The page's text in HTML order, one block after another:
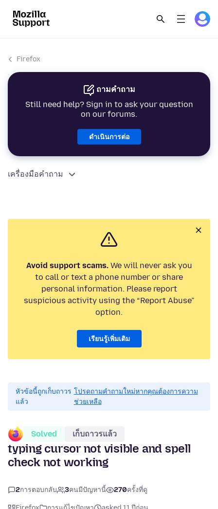
Firefox
ถามคำถาม
Still need help? Sign in to ask your question
on our forums.
ดำเนินการต่อ
เครื่องมือคำถาม
Avoid support scams.We will never ask you
to call or text a phone number or share
personal information. Please report
suspicious activity using the “Report Abuse”
option.
เรียนรู้เพิ่มเติม
หัวข้อนี้ถูกเก็บถาวร
แล้ว
โปรดถามคำถามใหม่หากคุณต้องการความ
ช่วยเหลือ
Solved เก็บถาวรแล้ว
typing cursor not visible and spell
check not working
2การตอบกลับ 3คนมีปัญหานี้ 270ครั้งที่ดู